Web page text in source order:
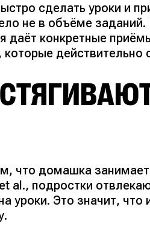
сделать уроки и
не в объёме
даёт конкретные
что домашка занимает
al., подростки
уроки. Это значит, что